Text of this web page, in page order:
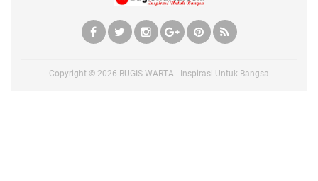
Copyright © 2026 BUGIS WARTA - Inspirasi Untuk Bangsa